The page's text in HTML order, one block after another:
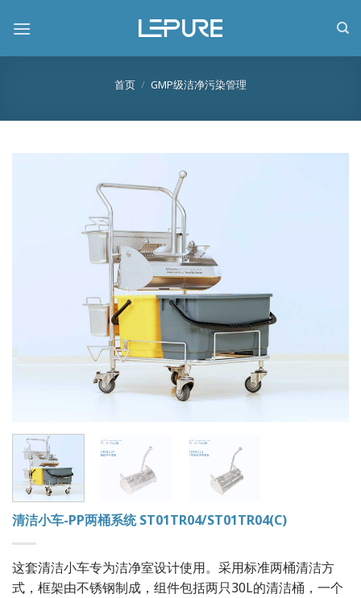
首页 / GMP级洁净污染管理
清洁小车-PP两桶系统 ST01TR04/ST01TR04(C)
这套清洁小车专为洁净室设计使用。采用标准两桶清洁方
式，框架由不锈钢制成，组件包括两只30L的清洁桶，一个